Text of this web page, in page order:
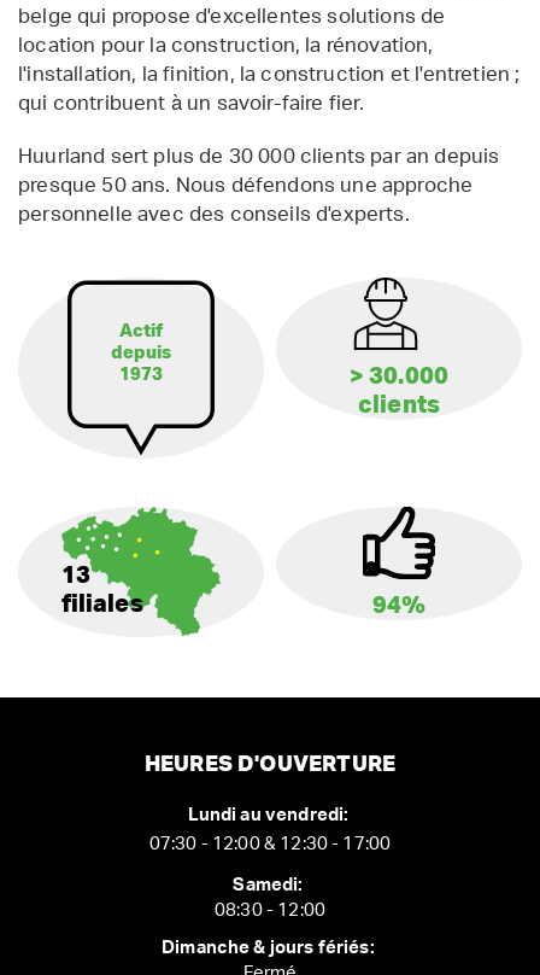
belge qui propose d'excellentes solutions de
location pour la construction, la rénovation,
l'installation, la finition, la construction et l'entretien ;
qui contribuent à un savoir-faire fier.
Huurland sert plus de 30 000 clients par an depuis
presque 50 ans. Nous défendons une approche
personnelle avec des conseils d'experts.
Actif
depuis
1973
> 30.000
clients
13
filiales
94%
HEURES D'OUVERTURE
Lundi au vendredi:
07:30 - 12:00 & 12:30 - 17:00
Samedi:
08:30 - 12:00
Dimanche & jours fériés: